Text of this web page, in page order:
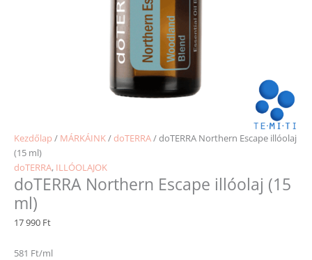
Kezdőlap / MÁRKÁINK/doTERRA/ doTERRA Northern Escape illóolaj
(15 ml)
doTERRA, ILLÓOLAJOK
doTERRA Northern Escape illóolaj (15
ml)
17 990 Ft
581 Ft/ml